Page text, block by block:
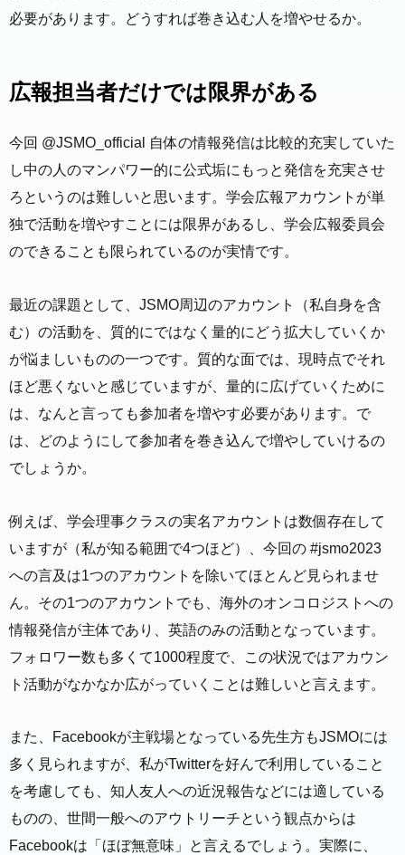
必要があります。どうすれば巻き込む人を増やせるか。
広報担当者だけでは限界がある
今回 @JSMO_official 自体の情報発信は比較的充実していた
し中の人のマンパワー的に公式垢にもっと発信を充実させ
ろというのは難しいと思います。学会広報アカウントが単
独で活動を増やすことには限界があるし、学会広報委員会
のできることも限られているのが実情です。
最近の課題として、JSMO周辺のアカウント（私自身を含
む）の活動を、質的にではなく量的にどう拡大していくか
が悩ましいものの一つです。質的な面では、現時点でそれ
ほど悪くないと感じていますが、量的に広げていくために
は、なんと言っても参加者を増やす必要があります。で
は、どのようにして参加者を巻き込んで増やしていけるの
でしょうか。
例えば、学会理事クラスの実名アカウントは数個存在して
いますが（私が知る範囲で4つほど）、今回の #jsmo2023
への言及は1つのアカウントを除いてほとんど見られませ
ん。その1つのアカウントでも、海外のオンコロジストへの
情報発信が主体であり、英語のみの活動となっています。
フォロワー数も多くて1000程度で、この状況ではアカウン
ト活動がなかなか広がっていくことは難しいと言えます。
また、Facebookが主戦場となっている先生方もJSMOには
多く見られますが、私がTwitterを好んで利用していること
を考慮しても、知人友人への近況報告などには適している
ものの、世間一般へのアウトリーチという観点からは
Facebookは「ほぼ無意味」と言えるでしょう。実際に、